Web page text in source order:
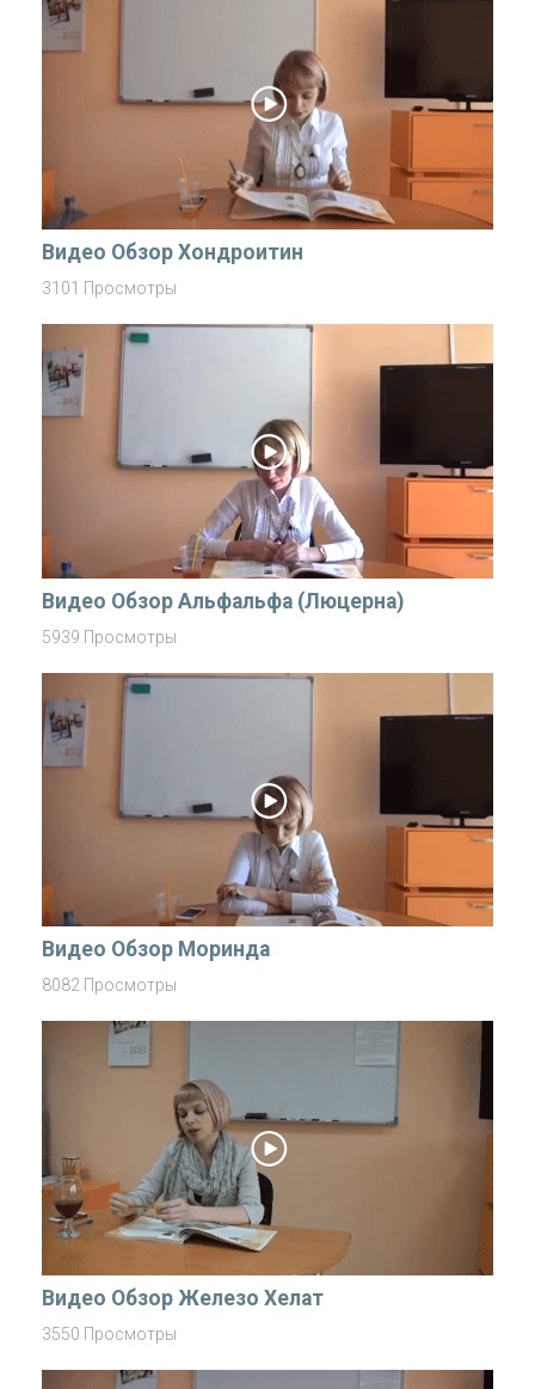
Видео Обзор Хондроитин
3101 Просмотры
Видео Обзор Альфальфа (Люцерна)
5939 Просмотры
Видео Обзор Моринда
8082 Просмотры
Видео Обзор Железо Хелат
3550 Просмотры